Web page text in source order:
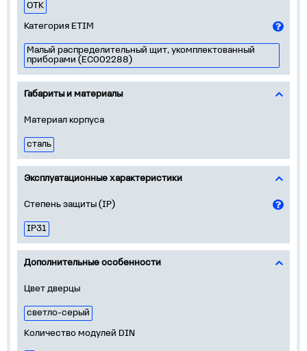
ОТК
Категория ETIM
Малый распределительный щит, укомплектованный
приборами (EC002288)
Габариты и материалы
Материал корпуса
сталь
Эксплуатационные характеристики
Степень защиты (IP)
IP31
Дополнительные особенности
Цвет дверцы
светло-серый
Количество модулей DIN